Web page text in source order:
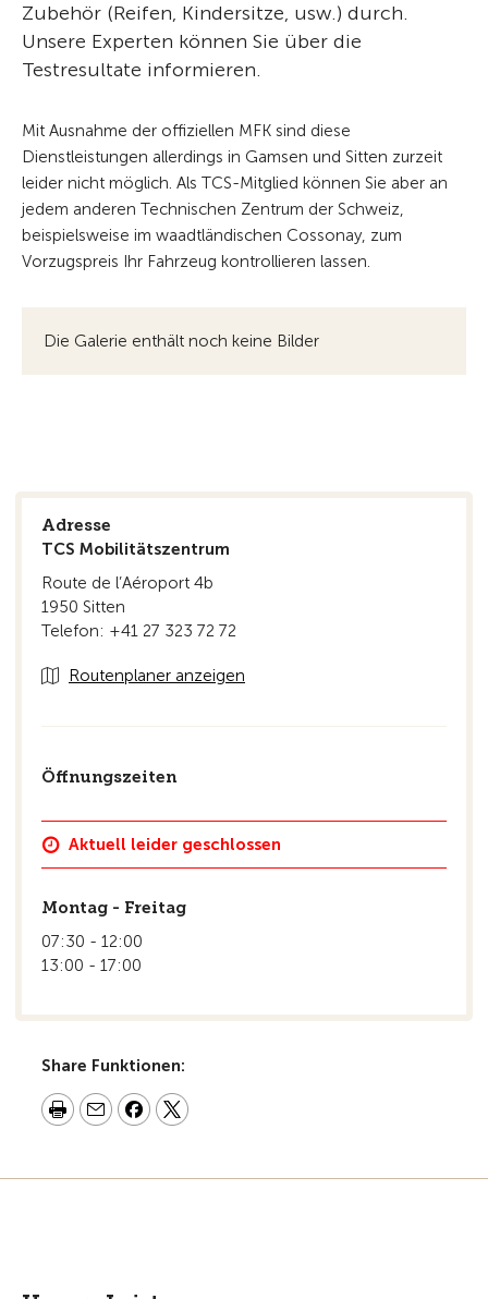
Zubehör (Reifen, Kindersitze, usw.) durch.
Unsere Experten können Sie über die
Testresultate informieren.
Mit Ausnahme der offiziellen MFK sind diese
Dienstleistungen allerdings in Gamsen und Sitten zurzeit
leider nicht möglich. Als TCS-Mitglied können Sie aber an
jedem anderen Technischen Zentrum der Schweiz,
beispielsweise im waadtländischen Cossonay, zum
Vorzugspreis Ihr Fahrzeug kontrollieren lassen.
Die Galerie enthält noch keine Bilder
Adresse
TCS Mobilitätszentrum
Route de l’Aéroport 4b
1950 Sitten
Telefon: +41 27 323 72 72
Routenplaner anzeigen
Öffnungszeiten
Aktuell leider geschlossen
Montag - Freitag
07:30 - 12:00
13:00 - 17:00
Share Funktionen: